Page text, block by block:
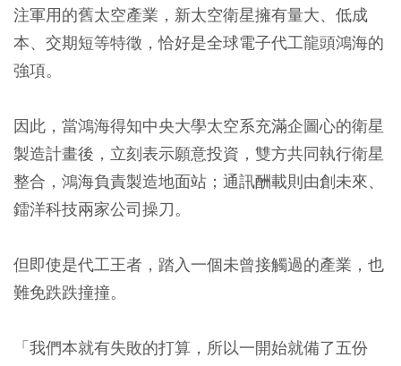
注軍用的舊太空產業，新太空衛星擁有量大、低成
本、交期短等特徵，恰好是全球電子代工龍頭鴻海的
強項。
因此，當鴻海得知中央大學太空系充滿企圖心的衛星
製造計畫後，立刻表示願意投資，雙方共同執行衛星
整合，鴻海負責製造地面站；通訊酬載則由創未來、
鐳洋科技兩家公司操刀。
但即使是代工王者，踏入一個未曾接觸過的產業，也
難免跌跌撞撞。
「我們本就有失敗的打算，所以一開始就備了五份